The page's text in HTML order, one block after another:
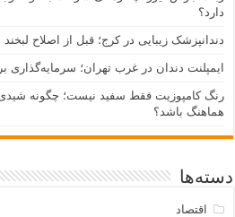
دارد؟
دندانپزشک زیبایی در کرج؛ قبل از اصلاح لبخند
ایمپلنت دندان در غرب تهران؛ سرمایه‌گذاری
رنگ کامپوزیت فقط سفید نیست؛ چگونه شیدی
هماهنگ باشد؟
دسته‌ها
اقتصاد